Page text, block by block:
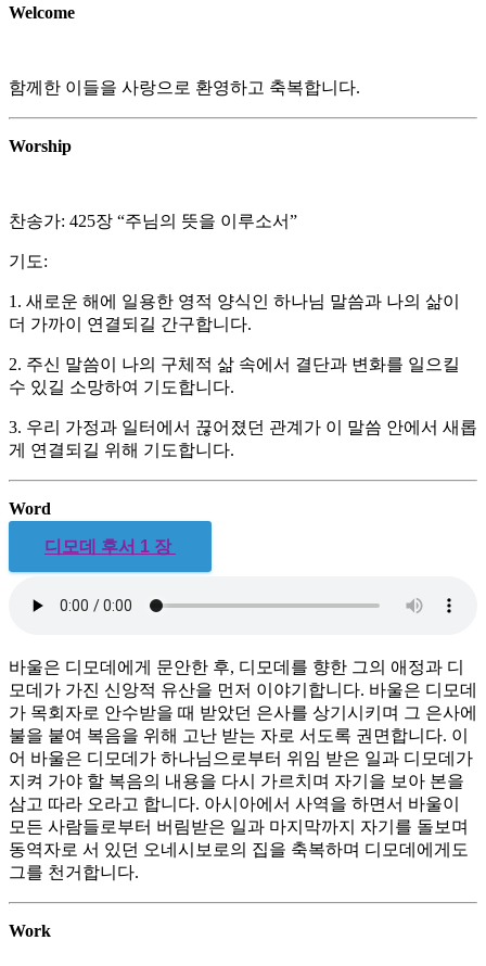
Welcome
함께한 이들을 사랑으로 환영하고 축복합니다.
Worship
찬송가: 425장 “주님의 뜻을 이루소서”
기도:
1. 새로운 해에 일용한 영적 양식인 하나님 말씀과 나의 삶이
더 가까이 연결되길 간구합니다.
2. 주신 말씀이 나의 구체적 삶 속에서 결단과 변화를 일으킬
수 있길 소망하여 기도합니다.
3. 우리 가정과 일터에서 끊어졌던 관계가 이 말씀 안에서 새롭
게 연결되길 위해 기도합니다.
Word
디모데 후서 1 장
바울은 디모데에게 문안한 후, 디모데를 향한 그의 애정과 디
모데가 가진 신앙적 유산을 먼저 이야기합니다. 바울은 디모데
가 목회자로 안수받을 때 받았던 은사를 상기시키며 그 은사에
불을 붙여 복음을 위해 고난 받는 자로 서도록 권면합니다. 이
어 바울은 디모데가 하나님으로부터 위임 받은 일과 디모데가
지켜 가야 할 복음의 내용을 다시 가르치며 자기을 보아 본을
삼고 따라 오라고 합니다. 아시아에서 사역을 하면서 바울이
모든 사람들로부터 버림받은 일과 마지막까지 자기를 돌보며
동역자로 서 있던 오네시보로의 집을 축복하며 디모데에게도
그를 천거합니다.
Work